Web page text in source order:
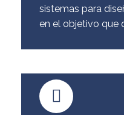
sistemas para
en el objetivo que